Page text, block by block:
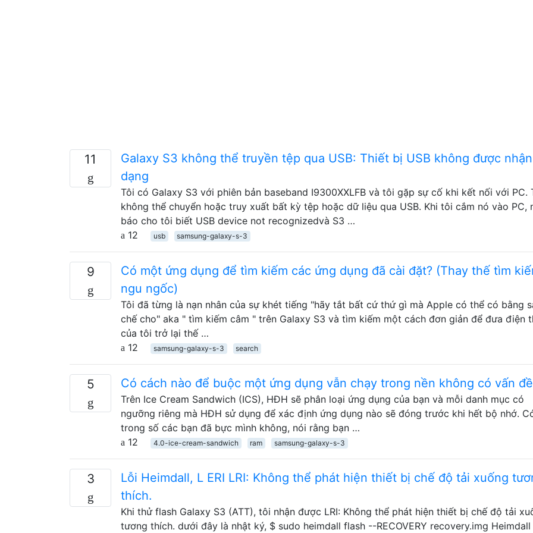
11
Galaxy S3 không thể truyền tệp qua USB: Thiết bị USB không được nhận
dạng
Tôi có Galaxy S3 với phiên bản baseband I9300XXLFB và tôi gặp sự cố khi kết nối với PC.
không thể chuyển hoặc truy xuất bất kỳ tệp hoặc dữ liệu qua USB. Khi tôi cắm nó vào PC,
báo cho tôi biết USB device not recognizedvà S3 …
12
usb samsung-galaxy-s-3
9
Có một ứng dụng để tìm kiếm các ứng dụng đã cài đặt? (Thay thế tìm
ngu ngốc)
Tôi đã từng là nạn nhân của sự khét tiếng "hãy tắt bất cứ thứ gì mà Apple có thể có bằng
chế cho" aka " tìm kiếm câm " trên Galaxy S3 và tìm kiếm một cách đơn giản để đưa điện
của tôi trở lại thế …
12
samsung-galaxy-s-3 search
5 Có cách nào để buộc một ứng dụng vẫn chạy trong nền không có vấn
Trên Ice Cream Sandwich (ICS), HĐH sẽ phân loại ứng dụng của bạn và mỗi danh mục có
ngưỡng riêng mà HĐH sử dụng để xác định ứng dụng nào sẽ đóng trước khi hết bộ nhớ.
trong số các bạn đã bực mình không, nói rằng bạn …
12
4.0-ice-cream-sandwich ram samsung-galaxy-s-3
3
Lỗi Heimdall, L ERI LRI: Không thể phát hiện thiết bị chế độ tải xuống
thích.
Khi thử flash Galaxy S3 (ATT), tôi nhận được LRI: Không thể phát hiện thiết bị chế độ tải
tương thích. dưới đây là nhật ký, $ sudo heimdall flash --RECOVERY recovery.img Heimdall